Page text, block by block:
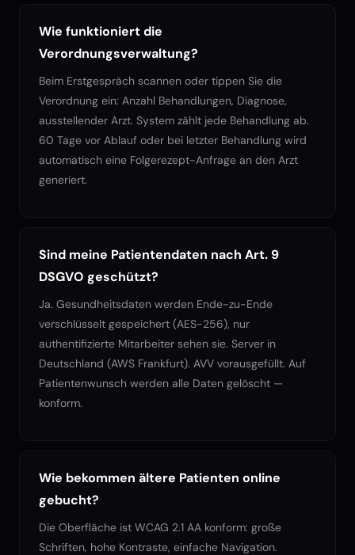
Wie funktioniert die
Verordnungsverwaltung?
Beim Erstgespräch scannen oder tippen Sie die
Verordnung ein: Anzahl Behandlungen, Diagnose,
ausstellender Arzt. System zählt jede Behandlung ab.
60 Tage vor Ablauf oder bei letzter Behandlung wird
automatisch eine Folgerezept-Anfrage an den Arzt
generiert.
Sind meine Patientendaten nach Art. 9
DSGVO geschützt?
Ja. Gesundheitsdaten werden Ende-zu-Ende
verschlüsselt gespeichert (AES-256), nur
authentifizierte Mitarbeiter sehen sie. Server in
Deutschland (AWS Frankfurt). AVV vorausgefüllt. Auf
Patientenwunsch werden alle Daten gelöscht —
konform.
Wie bekommen ältere Patienten online
gebucht?
Die Oberfläche ist WCAG 2.1 AA konform: große
Schriften, hohe Kontraste, einfache Navigation.